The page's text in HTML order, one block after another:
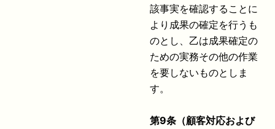
該事実を確認することに
より成果の確定を行うも
のとし、乙は成果確定の
ための実務その他の作業
を要しないものとしま
す。
第9条（顧客対応および